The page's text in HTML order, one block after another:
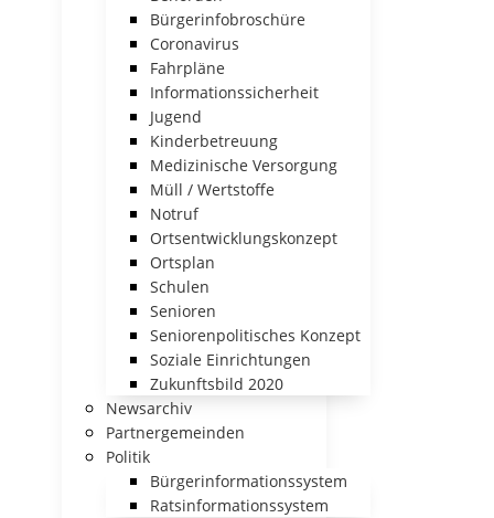
Bürgerinfobroschüre
Coronavirus
Fahrpläne
Informationssicherheit
Jugend
Kinderbetreuung
Medizinische Versorgung
Müll / Wertstoffe
Notruf
Ortsentwicklungskonzept
Ortsplan
Schulen
Senioren
Seniorenpolitisches Konzept
Soziale Einrichtungen
Zukunftsbild 2020
Newsarchiv
Partnergemeinden
Politik
Bürgerinformationssystem
Ratsinformationssystem